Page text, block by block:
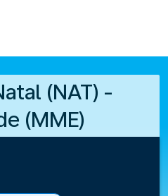
(NAT) -
(MME)